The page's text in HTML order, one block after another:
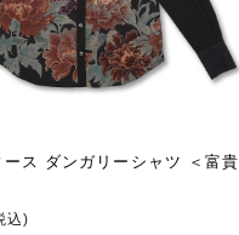
ス ダンガリーシャツ ＜富貴
込)